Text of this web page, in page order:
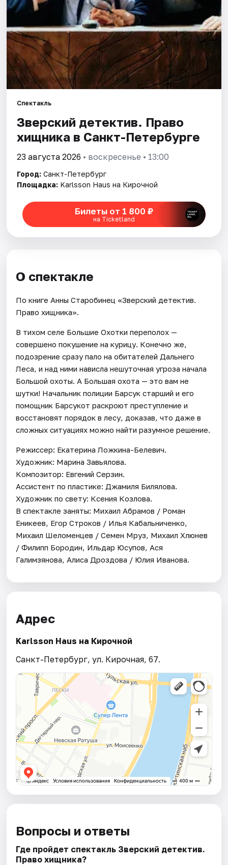
Города
Площадки
Артисты
Спектакль
Зверский детектив. Право
хищника в Санкт-Петербурге
23 августа 2026 • воскресенье • 13:00
Город: Санкт-Петербург
Площадка: Karlsson Haus на Кирочной
Билеты от 1 800 ₽
на Ticketland
О спектакле
По книге Анны Старобинец «Зверский детектив.
Право хищника».
В тихом селе Большие Охотки переполох —
совершено покушение на курицу. Конечно же,
подозрение сразу пало на обитателей Дальнего
Леса, и над ними нависла нешуточная угроза начала
Большой охоты. А Большая охота — это вам не
шутки! Начальник полиции Барсук старший и его
помощник Барсукот раскроют преступление и
восстановят порядок в лесу, доказав, что даже в
сложных ситуациях можно найти разумное решение.
Режиссер: Екатерина Ложкина-Белевич.
Художник: Марина Завьялова.
Композитор: Евгений Серзин.
Ассистент по пластике: Джамиля Билялова.
Художник по свету: Ксения Козлова.
В спектакле заняты: Михаил Абрамов / Роман
Еникеев, Егор Строков / Илья Кабальниченко,
Михаил Шеломенцев / Семен Мруз, Михаил Хлюнев
/ Филипп Бородин, Ильдар Юсупов, Ася
Галимзянова, Алиса Дроздова / Юлия Иванова.
Адрес
Karlsson Haus на Кирочной
Санкт-Петербург, ул. Кирочная, 67.
Вопросы и ответы
Где пройдет спектакль Зверский детектив.
Право хищника?